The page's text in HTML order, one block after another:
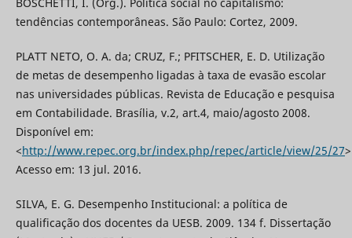
BOSCHETTI, I. (Org.). Política social no capitalismo:
tendências contemporâneas. São Paulo: Cortez, 2009.
PLATT NETO, O. A. da; CRUZ, F.; PFITSCHER, E. D. Utilização
de metas de desempenho ligadas à taxa de evasão escolar
nas universidades públicas. Revista de Educação e pesquisa
em Contabilidade. Brasília, v.2, art.4, maio/agosto 2008.
Disponível em:
<http://www.repec.org.br/index.php/repec/article/view/25/27
Acesso em: 13 jul. 2016.
SILVA, E. G. Desempenho Institucional: a política de
qualificação dos docentes da UESB. 2009. 134 f. Dissertação